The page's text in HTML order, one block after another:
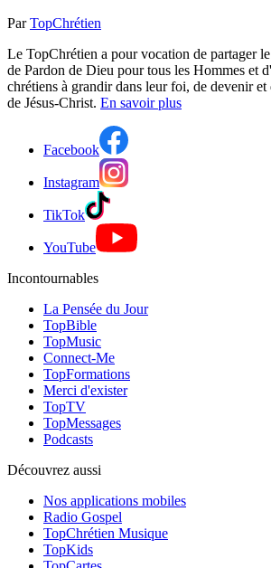
Par TopChrétien
Le TopChrétien a pour vocation de partager
de Pardon de Dieu pour tous les Hommes et
chrétiens à grandir dans leur foi, de devenir et
de Jésus-Christ. En savoir plus
Facebook
Instagram
TikTok
YouTube
Incontournables
La Pensée du Jour
TopBible
TopMusic
Connect-Me
TopFormations
Merci d'exister
TopTV
TopMessages
Podcasts
Découvrez aussi
Nos applications mobiles
Radio Gospel
TopChrétien Musique
TopKids